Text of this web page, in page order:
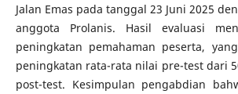
Jalan Emas pada tanggal 23 Juni 2025
anggota Prolanis. Hasil evaluasi
peningkatan pemahaman peserta,
peningkatan rata-rata nilai pre-test dari
post-test. Kesimpulan pengabdian